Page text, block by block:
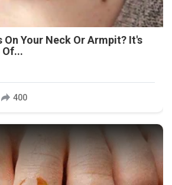
On Your Neck Or Armpit? It's
400